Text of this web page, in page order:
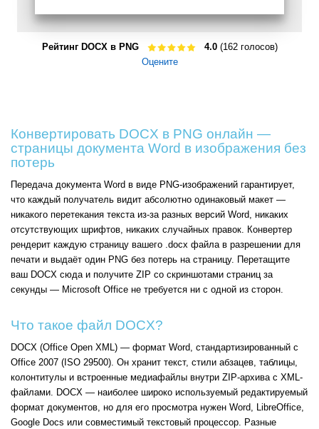
Рейтинг DOCX в PNG 4.0(162 голосов)
Оцените
Конвертировать DOCX в PNG онлайн —
страницы документа Word в изображения без
потерь
Передача документа Word в виде PNG-изображений гарантирует,
что каждый получатель видит абсолютно одинаковый макет —
никакого перетекания текста из-за разных версий Word, никаких
отсутствующих шрифтов, никаких случайных правок. Конвертер
рендерит каждую страницу вашего .docx файла в разрешении для
печати и выдаёт один PNG без потерь на страницу. Перетащите
ваш DOCX сюда и получите ZIP со скриншотами страниц за
секунды — Microsoft Office не требуется ни с одной из сторон.
Что такое файл DOCX?
DOCX (Office Open XML) — формат Word, стандартизированный с
Office 2007 (ISO 29500). Он хранит текст, стили абзацев, таблицы,
колонтитулы и встроенные медиафайлы внутри ZIP-архива с XML-
файлами. DOCX — наиболее широко используемый редактируемый
формат документов, но для его просмотра нужен Word, LibreOffice,
Google Docs или совместимый текстовый процессор. Разные